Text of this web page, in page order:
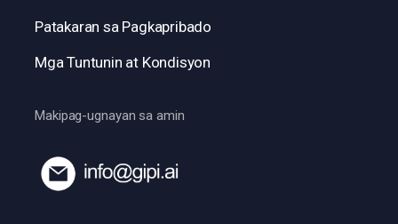
Patakaran sa Pagkapribado
Mga Tuntunin at Kondisyon
Makipag-ugnayan sa amin